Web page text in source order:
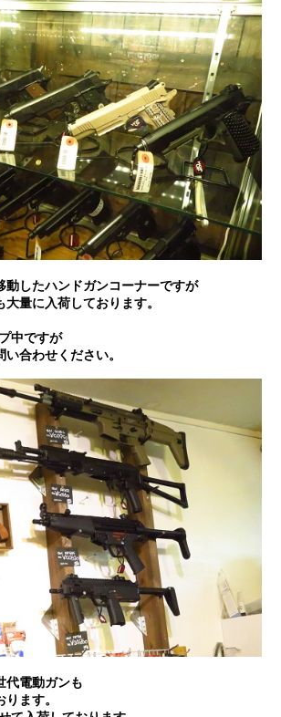
動したハンドガンコーナーですが
量に入荷しております。
中ですが
合わせください。
代電動ガンも
ます。